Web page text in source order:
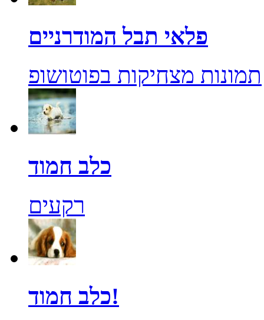
פלאי תבל המודרניים
תמונות מצחיקות בפוטושופ
כלב חמוד
רקעים
כלב חמוד!